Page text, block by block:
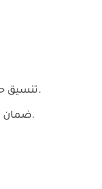
تنسيق حركة السفن والخدمات اللوجستية.
ضمان الالتزام بإجراءات السلامة البحرية.